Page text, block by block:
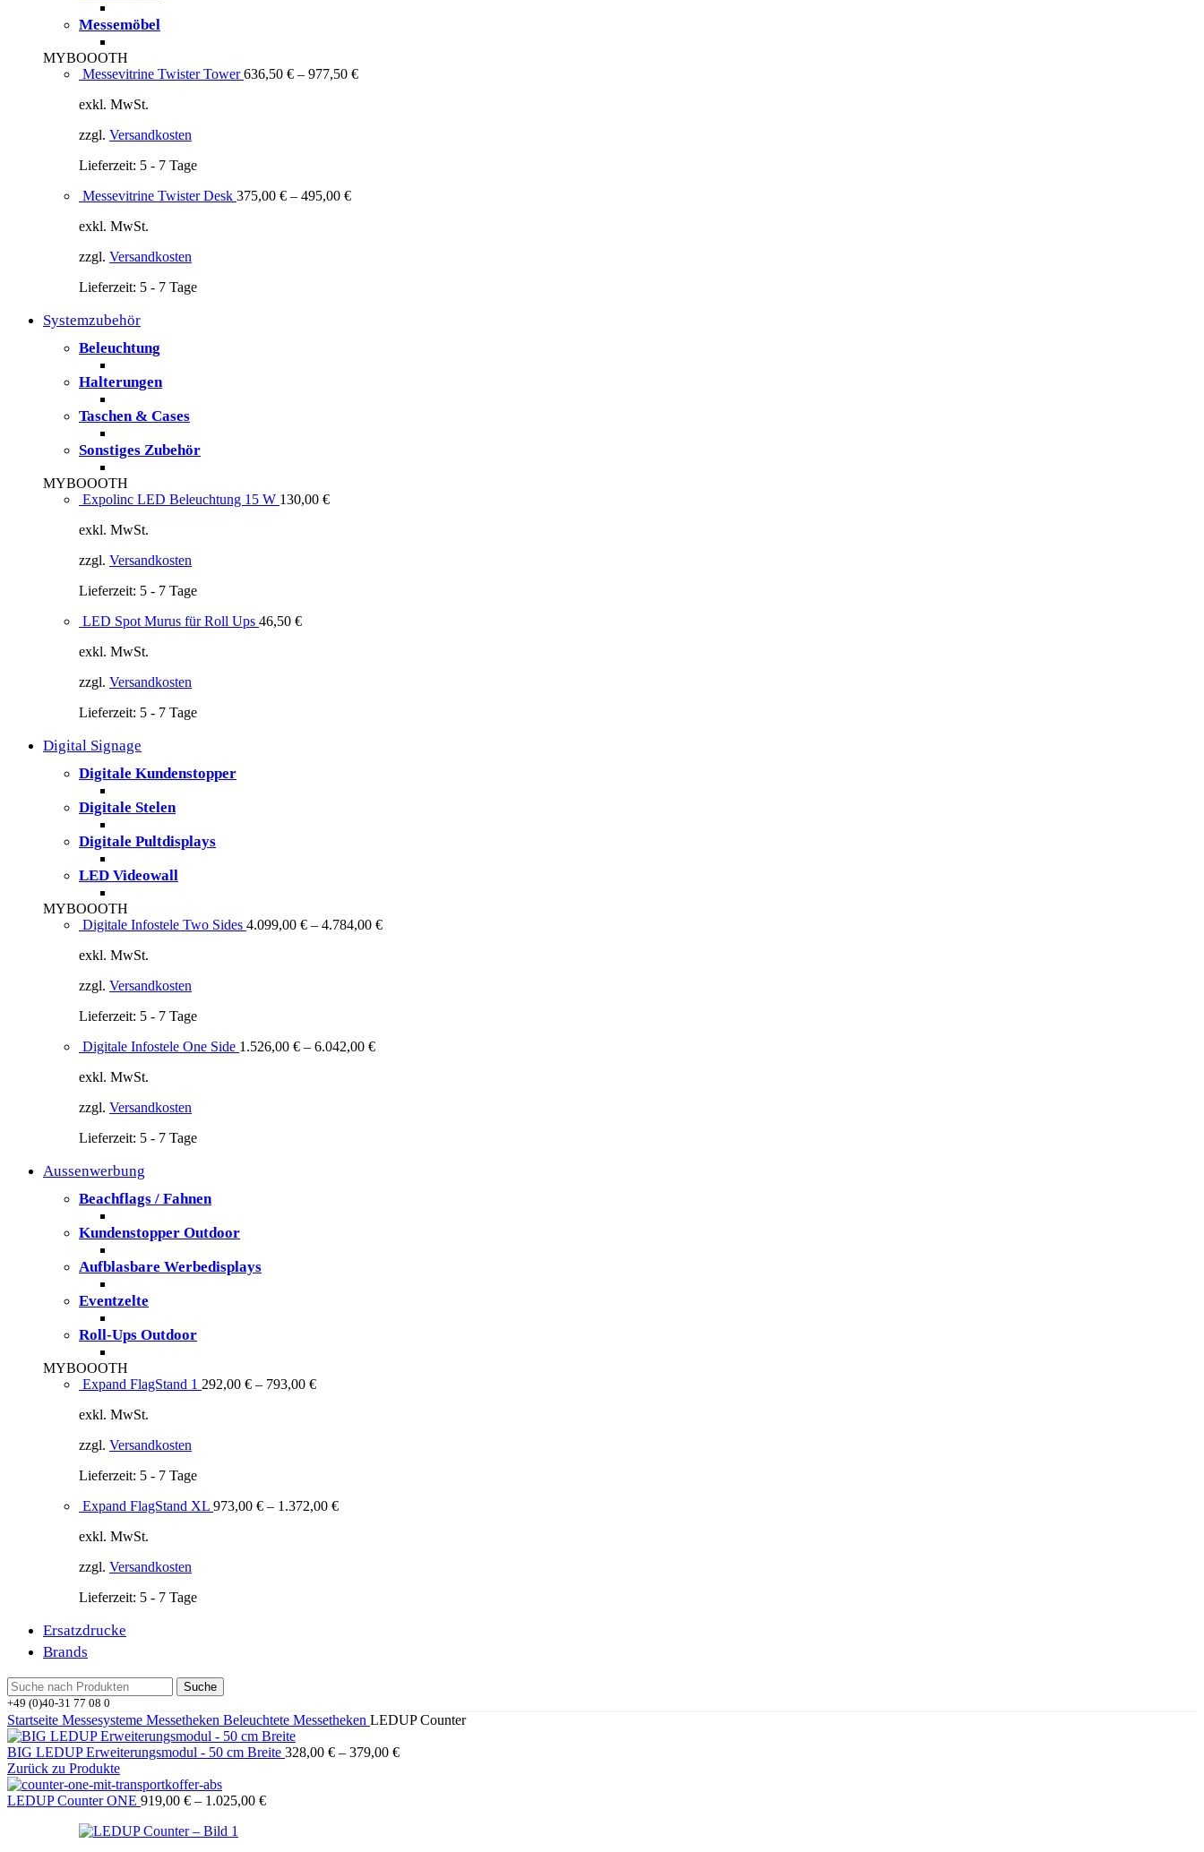
Messemöbel
MYBOOOTH
Messevitrine Twister Tower636,50 € – 977,50 €
exkl. MwSt.
zzgl. Versandkosten
Lieferzeit: 5 - 7 Tage
Messevitrine Twister Desk 375,00 € – 495,00 €
exkl. MwSt.
zzgl. Versandkosten
Lieferzeit: 5 - 7 Tage
Systemzubehör
Beleuchtung
Halterungen
Taschen & Cases
Sonstiges Zubehör
MYBOOOTH
Expolinc LED Beleuchtung 15 W 130,00 €
exkl. MwSt.
zzgl. Versandkosten
Lieferzeit: 5 - 7 Tage
LED Spot Murus für Roll Ups 46,50 €
exkl. MwSt.
zzgl. Versandkosten
Lieferzeit: 5 - 7 Tage
Digital Signage
Digitale Kundenstopper
Digitale Stelen
Digitale Pultdisplays
LED Videowall
MYBOOOTH
Digitale Infostele Two Sides 4.099,00 € – 4.784,00 €
exkl. MwSt.
zzgl. Versandkosten
Lieferzeit: 5 - 7 Tage
Digitale Infostele One Side 1.526,00 € – 6.042,00 €
exkl. MwSt.
zzgl. Versandkosten
Lieferzeit: 5 - 7 Tage
Aussenwerbung
Beachflags / Fahnen
Kundenstopper Outdoor
Aufblasbare Werbedisplays
Eventzelte
Roll-Ups Outdoor
MYBOOOTH
Expand FlagStand 1 292,00 € – 793,00 €
exkl. MwSt.
zzgl. Versandkosten
Lieferzeit: 5 - 7 Tage
Expand FlagStand XL 973,00 € – 1.372,00 €
exkl. MwSt.
zzgl. Versandkosten
Lieferzeit: 5 - 7 Tage
Ersatzdrucke
Brands
Suche
+49 (0)40-31 77 08 0
Startseite Messesysteme Messetheken Beleuchtete Messetheken LEDUP Counter
BIG LEDUP Erweiterungsmodul - 50 cm Breite 328,00 € – 379,00 €
Zurück zu Produkte
LEDUP Counter ONE 919,00 € – 1.025,00 €